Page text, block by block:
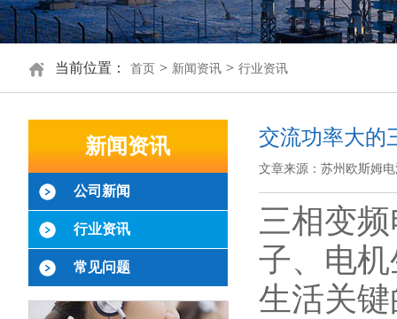
当前位置： 首页 > 新闻资讯 > 行业资讯
新闻资讯
公司新闻
行业资讯
常见问题
交流功率大的
文章来源：苏州欧斯姆电
三相变
子、电
生活关